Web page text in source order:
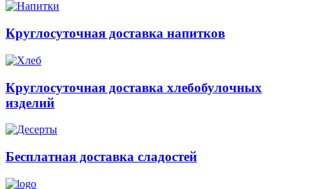
Круглосуточная доставка напитков
Круглосуточная доставка хлебобулочных
изделий
Бесплатная доставка сладостей